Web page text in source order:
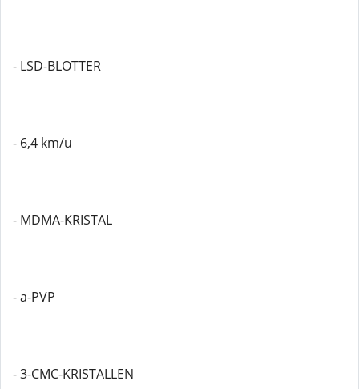
- LSD-BLOTTER
- 6,4 km/u
- MDMA-KRISTAL
- a-PVP
- 3-CMC-KRISTALLEN